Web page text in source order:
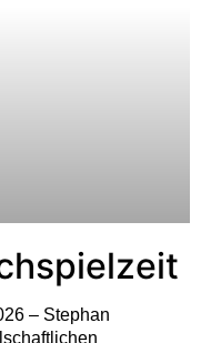
– Stephan